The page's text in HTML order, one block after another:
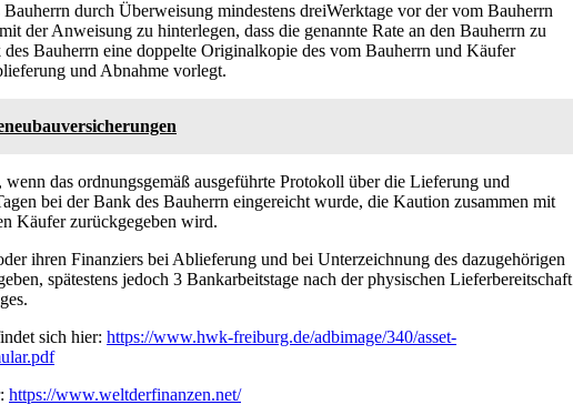
durch Überweisung mindestens dreiWerktage vor der vom Bauherrn
der Anweisung zu hinterlegen, dass die genannte Rate an den Bauherrn zu
Bauherrn eine doppelte Originalkopie des vom Bauherrn und Käufer
und Abnahme vorlegt.
das ordnungsgemäß ausgeführte Protokoll über die Lieferung und
bei der Bank des Bauherrn eingereicht wurde, die Kaution zusammen mit
Käufer zurückgegeben wird.
ihren Finanziers bei Ablieferung und bei Unterzeichnung des dazugehörigen
spätestens jedoch 3 Bankarbeitstage nach der physischen Lieferbereitschaft
sich hier: https://www.hwk-freiburg.de/adbimage/340/asset-
https://www.weltderfinanzen.net/